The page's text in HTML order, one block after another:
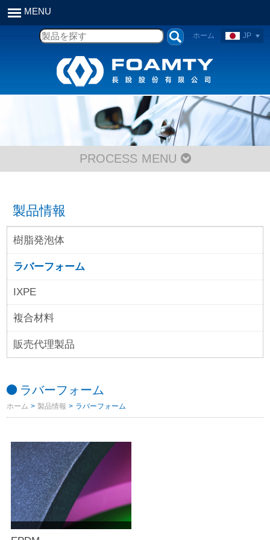
JP
ホーム
PROCESS MENU
製品情報
樹脂発泡体
ラバーフォーム
IXPE
複合材料
販売代理製品
ラバーフォーム
ホーム >製品情報 > ラバーフォーム